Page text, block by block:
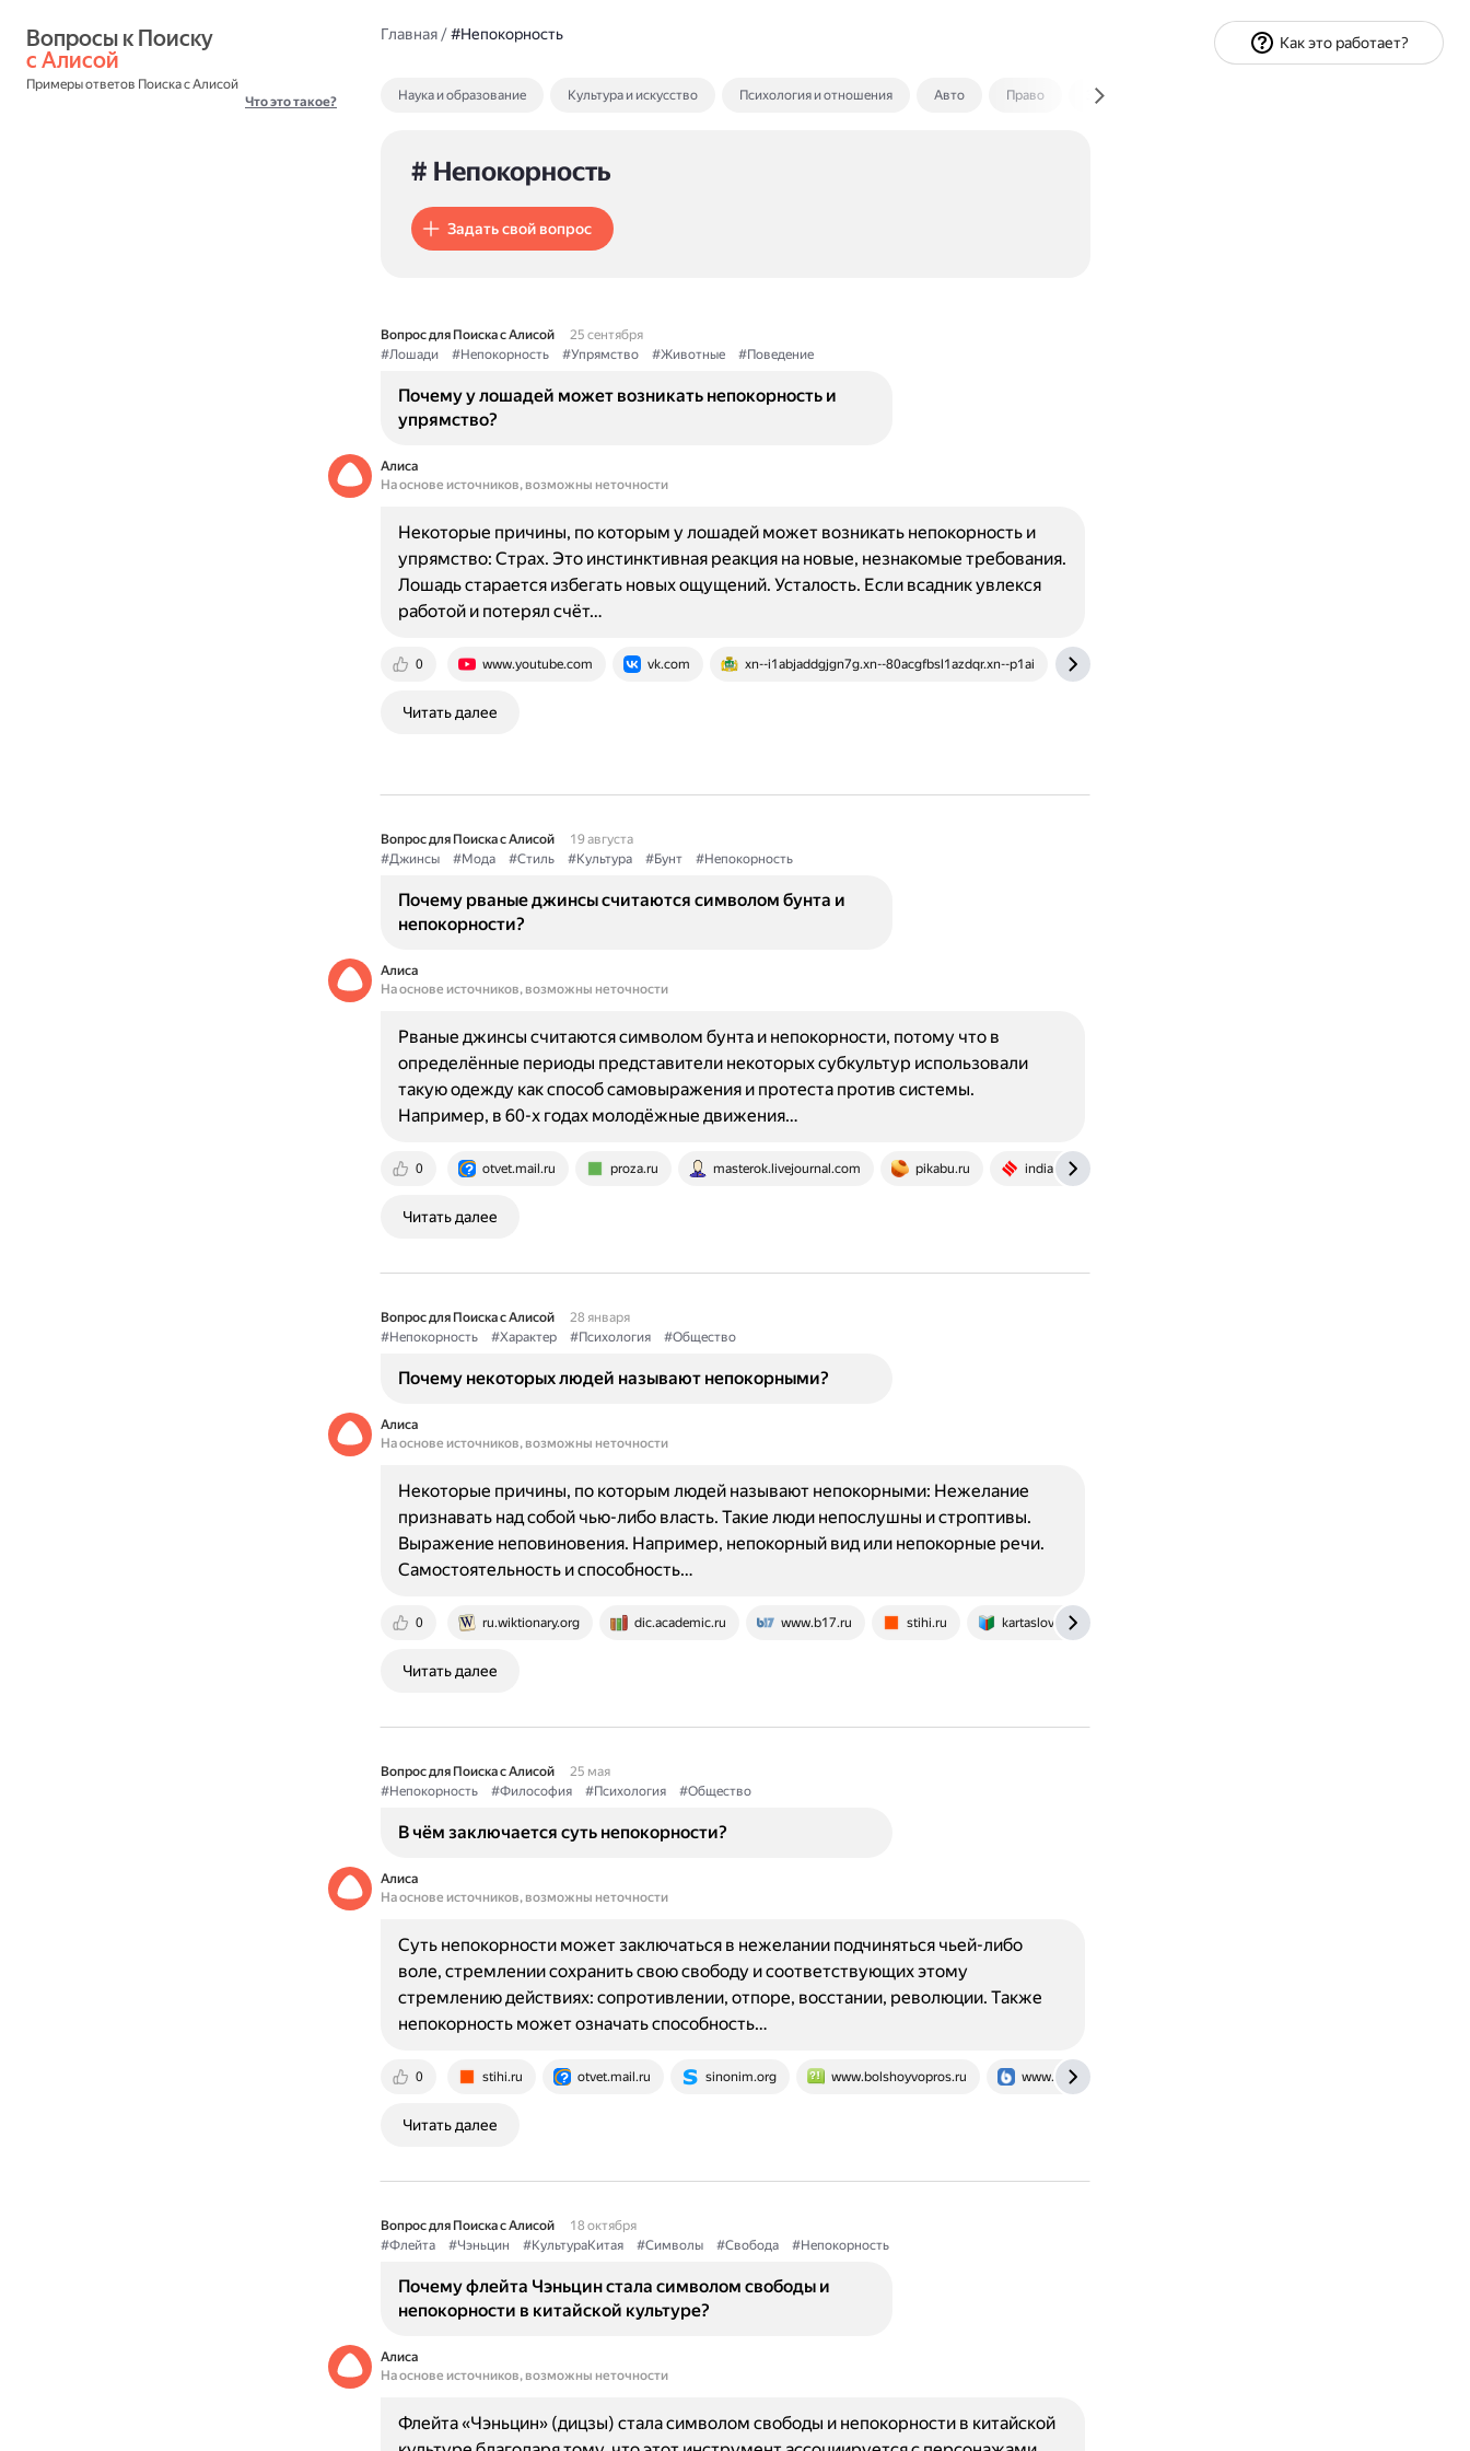
с Алисой
Примеры ответов Поиска с Алисой
Что это такое?
Главная/#Непокорность
Наука и образование Культура и искусство Психология и отношения Авто Право Экономика и финансы
# Непокорность
Задать свой вопрос
Вопрос для Поиска с Алисой
25 сентября
#Лошади
#Непокорность #Упрямство #Животные #Поведение
Почему у лошадей может возникать непокорность и
упрямство?
Алиса
На основе источников, возможны неточности
0 www.youtube.com vk.com xn--i1abjaddgjgn7g.xn--80acgfbsl1azdqr.xn--p1ai
Некоторые причины, по которым у лошадей может возникать непокорность и
упрямство: Страх. Это инстинктивная реакция на новые, незнакомые требования.
Лошадь старается избегать новых ощущений. Усталость. Если всадник увлекся
работой и потерял счёт…
Читать далее
Вопрос для Поиска с Алисой
19 августа
#Джинсы
#Мода #Стиль #Культура #Бунт #Непокорность
Почему рваные джинсы считаются символом бунта и
непокорности?
Алиса
На основе источников, возможны неточности
0 otvet.mail.ru proza.ru masterok.livejournal.com pikabu.ru indianexpress.com
Рваные джинсы считаются символом бунта и непокорности, потому что в
определённые периоды представители некоторых субкультур использовали
такую одежду как способ самовыражения и протеста против системы.
Например, в 60-х годах молодёжные движения…
Читать далее
Вопрос для Поиска с Алисой
28 января
#Непокорность
#Характер #Психология #Общество
Почему некоторых людей называют непокорными?
Алиса
На основе источников, возможны неточности
0 ru.wiktionary.org dic.academic.ru www.b17.ru stihi.ru kartaslov.ru
Некоторые причины, по которым людей называют непокорными: Нежелание
признавать над собой чью-либо власть. Такие люди непослушны и строптивы.
Выражение неповиновения. Например, непокорный вид или непокорные речи.
Самостоятельность и способность…
Читать далее
Вопрос для Поиска с Алисой
25 мая
#Непокорность
#Философия #Психология #Общество
В чём заключается суть непокорности?
Алиса
На основе источников, возможны неточности
0 stihi.ru otvet.mail.ru sinonim.org www.bolshoyvopros.ru www.biologyonline.com
Суть непокорности может заключаться в нежелании подчиняться чьей-либо
воле, стремлении сохранить свою свободу и соответствующих этому
стремлению действиях: сопротивлении, отпоре, восстании, революции. Также
непокорность может означать способность…
Читать далее
Вопрос для Поиска с Алисой
18 октября
#Флейта
#Чэньцин #КультураКитая #Символы #Свобода #Непокорность
Почему флейта Чэньцин стала символом свободы и
непокорности в китайской культуре?
Алиса
На основе источников, возможны неточности
Флейта «Чэньцин» (дицзы) стала символом свободы и непокорности в китайской
Как это работает?